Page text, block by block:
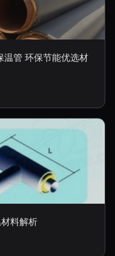
管 环保节能优选材
料解析